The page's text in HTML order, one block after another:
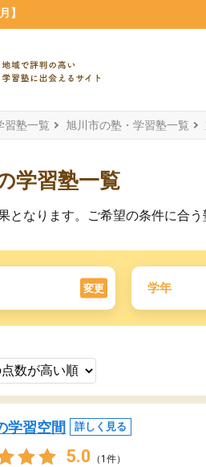
】
習塾一覧 旭川市の塾・学習塾一覧
学習塾一覧
となります。ご希望の条件に合う
変更 学年
学習空間 詳しく見る
5.0 （1件）